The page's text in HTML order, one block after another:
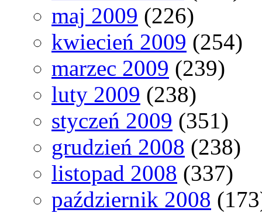
maj 2009 (226)
kwiecień 2009 (254)
marzec 2009 (239)
luty 2009 (238)
styczeń 2009 (351)
grudzień 2008 (238)
listopad 2008 (337)
październik 2008